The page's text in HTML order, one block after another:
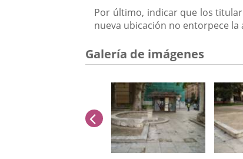
Por último, indicar que los
nueva ubicación no entorpece
Galería de imágenes
anterior